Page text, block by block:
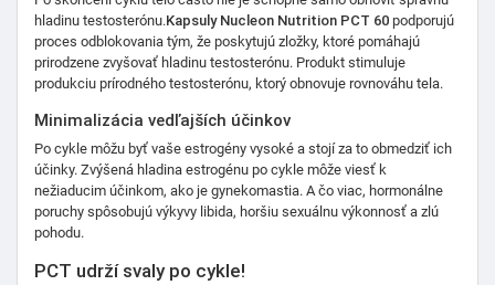
hladinu testosterónu.Kapsuly Nucleon Nutrition PCT 60 podporujú
proces odblokovania tým, že poskytujú zložky, ktoré pomáhajú
prirodzene zvyšovať hladinu testosterónu. Produkt stimuluje
produkciu prírodného testosterónu, ktorý obnovuje rovnováhu tela.
Minimalizácia vedľajších účinkov
Po cykle môžu byť vaše estrogény vysoké a stojí za to obmedziť ich
účinky. Zvýšená hladina estrogénu po cykle môže viesť k
nežiaducim účinkom, ako je gynekomastia. A čo viac, hormonálne
poruchy spôsobujú výkyvy libida, horšiu sexuálnu výkonnosť a zlú
pohodu.
PCT udrží svaly po cykle!